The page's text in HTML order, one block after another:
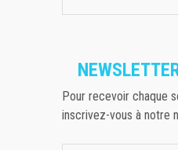
Pour recevoir chaque
inscrivez-vous à notre